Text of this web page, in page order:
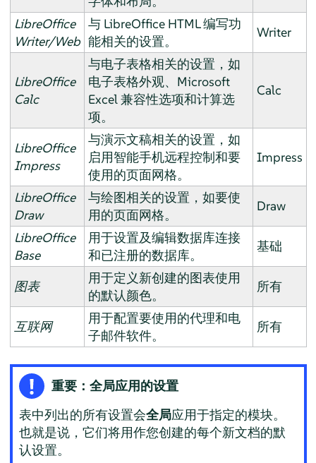
LibreOffice
Writer/Web
与 LibreOffice HTML 编写功
能相关的设置。
Writer
LibreOffice
Calc
与电子表格相关的设置，如
电子表格外观、Microsoft
Excel 兼容性选项和计算选
项。
Calc
LibreOffice
Impress
与演示文稿相关的设置，如
启用智能手机远程控制和要
使用的页面网格。
Impress
LibreOffice
Draw
与绘图相关的设置，如要使
用的页面网格。
Draw
LibreOffice
Base
用于设置及编辑数据库连接
和已注册的数据库。
基础
图表
用于定义新创建的图表使用
的默认颜色。
所有
互联网
用于配置要使用的代理和电
子邮件软件。
所有
重要：全局应用的设置
表中列出的所有设置会全局应用于指定的模块。
也就是说，它们将用作您创建的每个新文档的默
认设置。